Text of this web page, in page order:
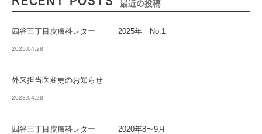
最近の投稿
四谷三丁目皮膚科レター 2025年 No.1
2025.04.28
外来担当医変更のお知らせ
2023.04.28
四谷三丁目皮膚科レター 2020年8〜9月